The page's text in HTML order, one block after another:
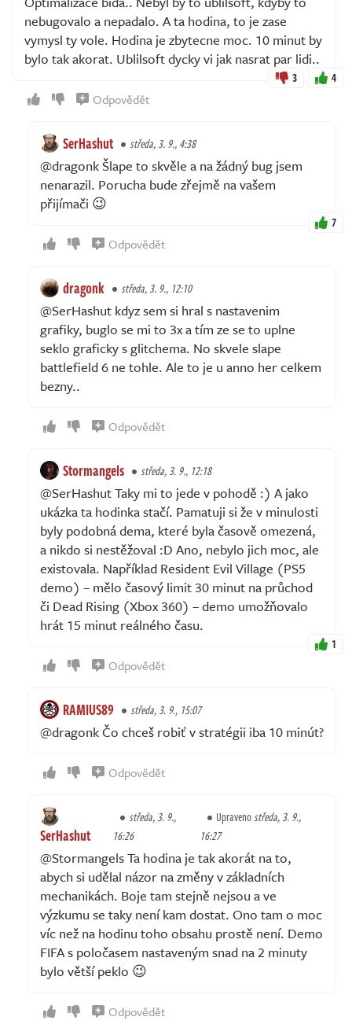
nebugovalo a nepadalo. A ta hodina, to je zase
vymysl ty vole. Hodina je zbytecne moc. 10 minut by
bylo tak akorat. Ublilsoft dycky vi jak nasrat par lidi..
3 4
Odpovědět
SerHashut středa, 3. 9., 4:38
@dragonk Šlape to skvěle a na žádný bug jsem
nenarazil. Porucha bude zřejmě na vašem
přijímači 😉
7
Odpovědět
dragonk středa, 3. 9., 12:10
@SerHashut kdyz sem si hral s nastavenim
grafiky, buglo se mi to 3x a tím ze se to uplne
seklo graficky s glitchema. No skvele slape
battlefield 6 ne tohle. Ale to je u anno her celkem
bezny..
Odpovědět
Stormangels středa, 3. 9., 12:18
@SerHashut Taky mi to jede v pohodě :) A jako
ukázka ta hodinka stačí. Pamatuji si že v minulosti
byly podobná dema, které byla časově omezená,
a nikdo si nestěžoval :D Ano, nebylo jich moc, ale
existovala. Například Resident Evil Village (PS5
demo) – mělo časový limit 30 minut na průchod
či Dead Rising (Xbox 360) – demo umožňovalo
hrát 15 minut reálného času.
1
Odpovědět
RAMIUS89 středa, 3. 9., 15:07
@dragonk Čo chceš robiť v stratégii iba 10 minút?
Odpovědět
SerHashut
středa, 3. 9.,
16:26
Upravenostředa, 3. 9.,
16:27
@Stormangels Ta hodina je tak akorát na to,
abych si udělal názor na změny v základních
mechanikách. Boje tam stejně nejsou a ve
výzkumu se taky není kam dostat. Ono tam o moc
víc než na hodinu toho obsahu prostě není. Demo
FIFA s poločasem nastaveným snad na 2 minuty
bylo větší peklo 😉
Odpovědět